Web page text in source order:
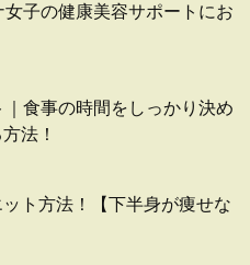
子の健康美容サポートにお
食事の時間をしっかり決め
法！
ト方法！【下半身が痩せな